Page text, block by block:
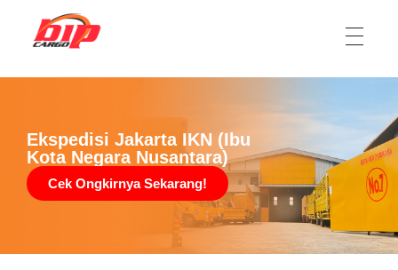
Ekspedisi Jakarta Kalimantan, Ekspedisi Jakarta Sulawesi
Ekspedisi cargo jasa pengiriman barang dari Jakarta, Jabodetabek ke Kalimantan dan Sulawesi
Ekspedisi Jakarta IKN (Ibu
Kota Negara Nusantara)
Cek Ongkirnya Sekarang!